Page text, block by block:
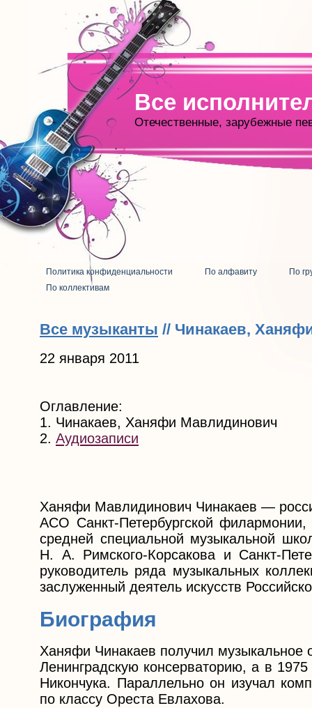
Все
Отечественные, зарубежные
Политика конфиденциальности По алфавиту
По
По коллективам
Все музыканты // Чинакаев,
22 января 2011
Оглавление:
1. Чинакаев, Ханяфи Мавлидинович
2. Аудиозаписи
Ханяфи Мавлидинович Чинакаев —
АСО Санкт-Петербургской филармонии,
средней специальной музыкальной
Н. А. Римского-Корсакова и Санкт-
руководитель ряда музыкальных
заслуженный деятель искусств
Биография
Ханяфи Чинакаев получил музыкальное
Ленинградскую консерваторию, а в
Никончука. Параллельно он изучал
по классу Ореста Евлахова.